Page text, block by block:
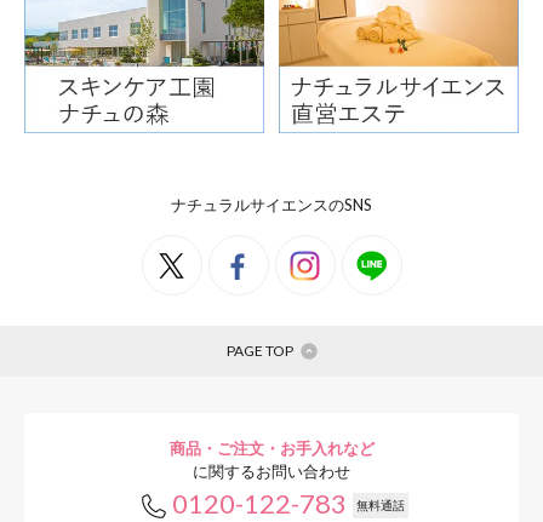
ナチュラルサイエンスのSNS
PAGE TOP
商品・ご注文・お手入れなど
に関するお問い合わせ
0120-122-783 無料通話